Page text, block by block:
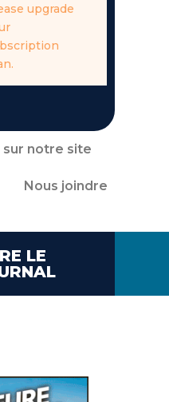
upgrade
sur notre site
Nous joindre
LE